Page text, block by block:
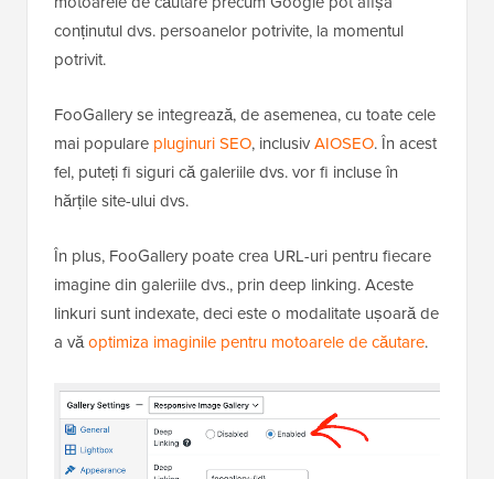
conținutul dvs. persoanelor potrivite, la momentul
potrivit.
FooGallery se integrează, de asemenea, cu toate cele
mai populare pluginuri SEO, inclusivAIOSEO. În acest
fel, puteți fi siguri că galeriile dvs. vor fi incluse în
hărțile site-ului dvs.
În plus, FooGallery poate crea URL-uri pentru fiecare
imagine din galeriile dvs., prin deep linking. Aceste
linkuri sunt indexate, deci este o modalitate ușoară de
a văoptimiza imaginile pentru motoarele de căutare.